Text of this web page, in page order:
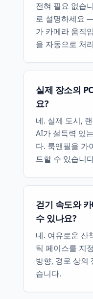
전혀 필요 없습
로 설명하세요
가 카메라 움직
을 자동으로 처
실제 장소의
요?
네. 실제 도시,
AI가 설득력 있
다. 룩앤필을 가
드할 수 있습니
걷기 속도와
수 있나요?
네. 여유로운 산
틱 페이스를 지
방향, 경로 상의
습니다.